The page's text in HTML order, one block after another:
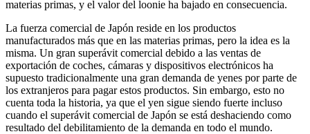
materias primas, y el valor del loonie ha bajado en consecuencia.
La fuerza comercial de Japón reside en los productos
manufacturados más que en las materias primas, pero la idea es la
misma. Un gran superávit comercial debido a las ventas de
exportación de coches, cámaras y dispositivos electrónicos ha
supuesto tradicionalmente una gran demanda de yenes por parte de
los extranjeros para pagar estos productos. Sin embargo, esto no
cuenta toda la historia, ya que el yen sigue siendo fuerte incluso
cuando el superávit comercial de Japón se está deshaciendo como
resultado del debilitamiento de la demanda en todo el mundo.